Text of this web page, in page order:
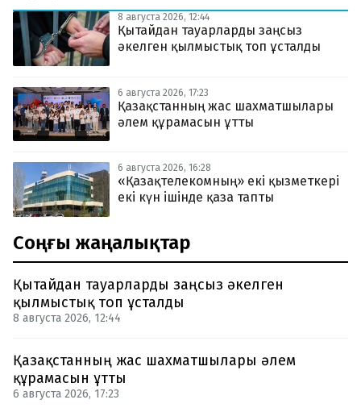
8 августа 2026, 12:44
Қытайдан тауарларды заңсыз
әкелген қылмыстық топ ұсталды
6 августа 2026, 17:23
Қазақстанның жас шахматшылары
әлем құрамасын ұтты
6 августа 2026, 16:28
«Қазақтелекомның» екі қызметкері
екі күн ішінде қаза тапты
Соңғы жаңалықтар
Қытайдан тауарларды заңсыз әкелген
қылмыстық топ ұсталды
8 августа 2026, 12:44
Қазақстанның жас шахматшылары әлем
құрамасын ұтты
6 августа 2026, 17:23